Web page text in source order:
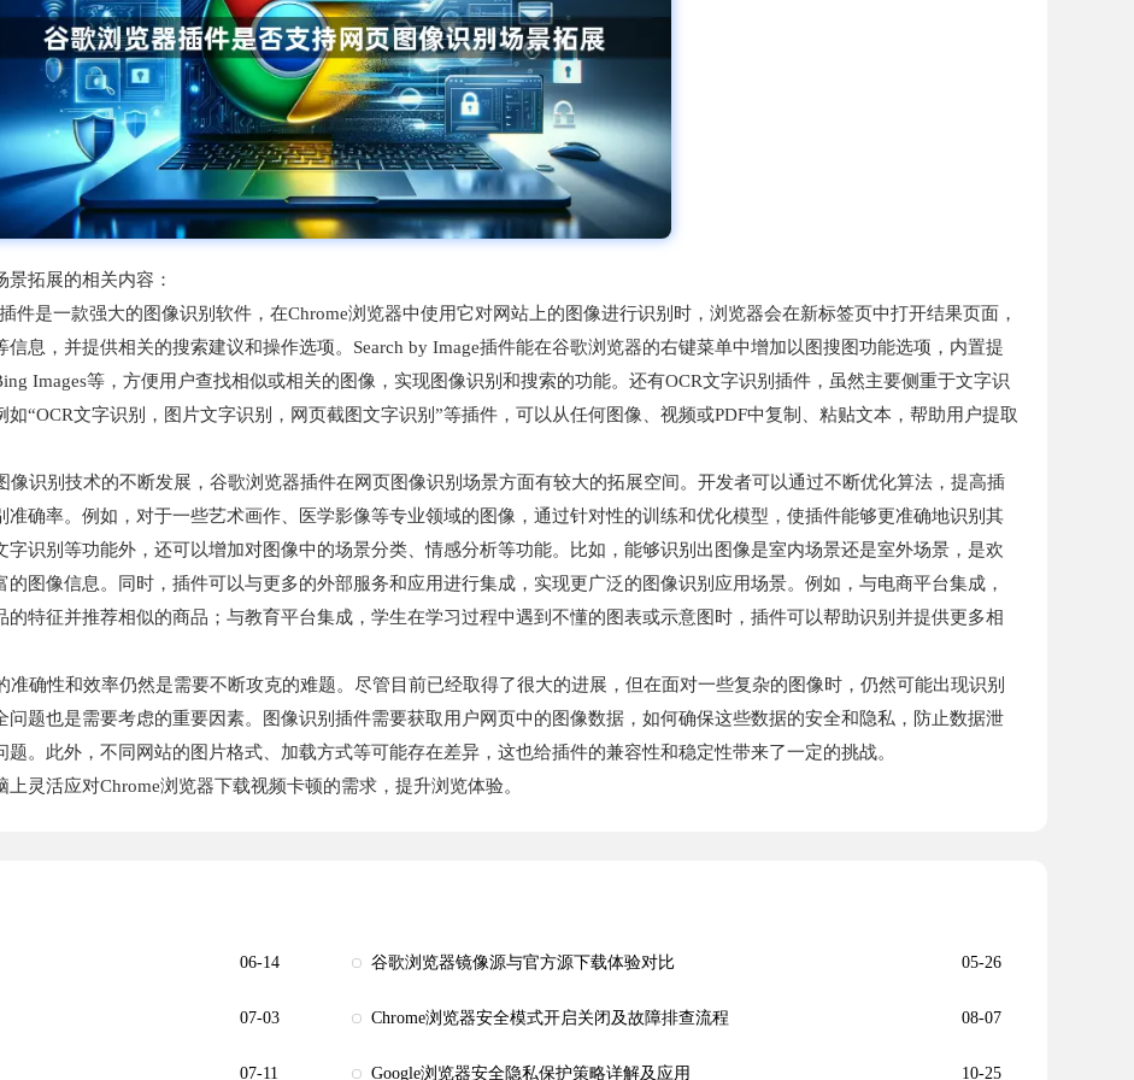
拓展的相关内容：
件是一款强大的图像识别软件，在Chrome浏览器中使用它对网站上的图像进行识别时，浏览器会在新标签页中打开结果页面，
息，并提供相关的搜索建议和操作选项。Search by Image插件能在谷歌浏览器的右键菜单中增加以图搜图功能选项，内置提
Images等，方便用户查找相似或相关的图像，实现图像识别和搜索的功能。还有OCR文字识别插件，虽然主要侧重于文字识
“OCR文字识别，图片文字识别，网页截图文字识别”等插件，可以从任何图像、视频或PDF中复制、粘贴文本，帮助用户提取
像识别技术的不断发展，谷歌浏览器插件在网页图像识别场景方面有较大的拓展空间。开发者可以通过不断优化算法，提高插
确率。例如，对于一些艺术画作、医学影像等专业领域的图像，通过针对性的训练和优化模型，使插件能够更准确地识别其
识别等功能外，还可以增加对图像中的场景分类、情感分析等功能。比如，能够识别出图像是室内场景还是室外场景，是欢
图像信息。同时，插件可以与更多的外部服务和应用进行集成，实现更广泛的图像识别应用场景。例如，与电商平台集成，
特征并推荐相似的商品；与教育平台集成，学生在学习过程中遇到不懂的图表或示意图时，插件可以帮助识别并提供更多相
确性和效率仍然是需要不断攻克的难题。尽管目前已经取得了很大的进展，但在面对一些复杂的图像时，仍然可能出现识别
题也是需要考虑的重要因素。图像识别插件需要获取用户网页中的图像数据，如何确保这些数据的安全和隐私，防止数据泄
。此外，不同网站的图片格式、加载方式等可能存在差异，这也给插件的兼容性和稳定性带来了一定的挑战。
灵活应对Chrome浏览器下载视频卡顿的需求，提升浏览体验。
06-14 谷歌浏览器镜像源与官方源下载体验对比 05-26
07-03 Chrome浏览器安全模式开启关闭及故障排查流程 08-07
07-11 Google浏览器安全隐私保护策略详解及应用 10-25